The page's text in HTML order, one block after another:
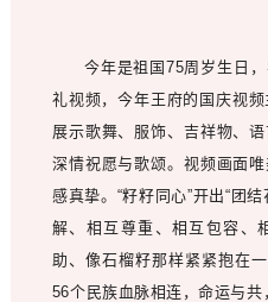
今年是祖国75周岁生日
礼视频，今年王府的国庆视
展示歌舞、服饰、吉祥物、
深情祝愿与歌颂。视频画面
感真挚。“籽籽同心”开出“团
解、相互尊重、相互包容、
助、像石榴籽那样紧紧抱在
56个民族血脉相连，命运与共